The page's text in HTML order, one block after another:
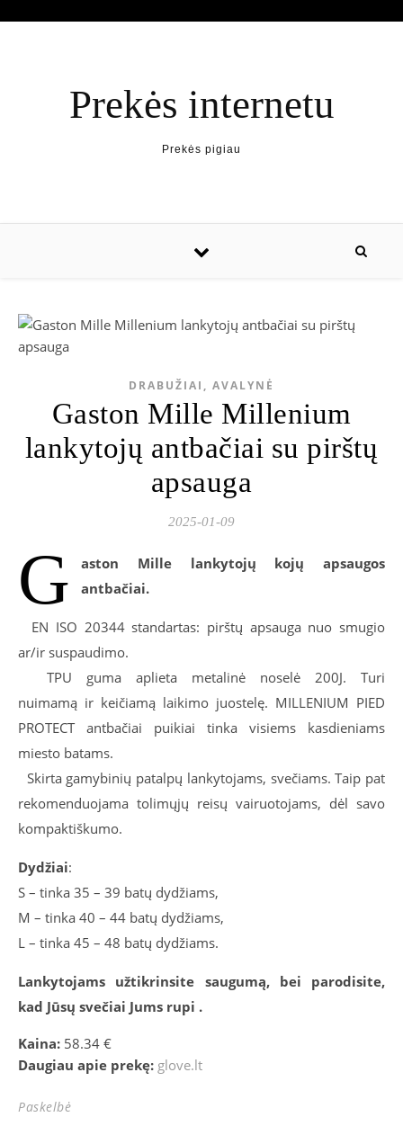
Prekės internetu
Prekės pigiau
DRABUŽIAI, AVALYNĖ
Gaston Mille Millenium
lankytojų antbačiai su pirštų
apsauga
2025-01-09
G
aston Mille lankytojų kojų apsaugos
antbačiai.
EN ISO 20344 standartas: pirštų apsauga nuo smugio
ar/ir suspaudimo.
TPU guma aplieta metalinė noselė 200J. Turi
nuimamą ir keičiamą laikimo juostelę. MILLENIUM PIED
PROTECT antbačiai puikiai tinka visiems kasdieniams
miesto batams.
Skirta gamybinių patalpų lankytojams, svečiams. Taip pat
rekomenduojama tolimųjų reisų vairuotojams, dėl savo
kompaktiškumo.
Dydžiai:
S – tinka 35 – 39 batų dydžiams,
M – tinka 40 – 44 batų dydžiams,
L – tinka 45 – 48 batų dydžiams.
Lankytojams užtikrinsite saugumą, bei parodisite,
kad Jūsų svečiai Jums rupi .
Kaina: 58.34 €
Daugiau apie prekę: glove.lt
Paskelbė